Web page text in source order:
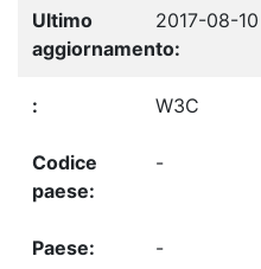
2017-08-10
W3C
-
-